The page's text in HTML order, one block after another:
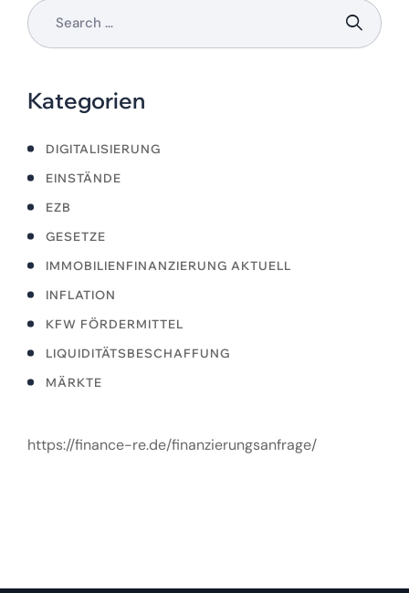
Kategorien
DIGITALISIERUNG
EINSTÄNDE
EZB
GESETZE
IMMOBILIENFINANZIERUNG AKTUELL
INFLATION
KFW FÖRDERMITTEL
LIQUIDITÄTSBESCHAFFUNG
MÄRKTE
https://finance-re.de/finanzierungsanfrage/